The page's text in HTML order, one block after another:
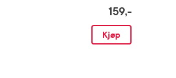
159,-
Kjøp